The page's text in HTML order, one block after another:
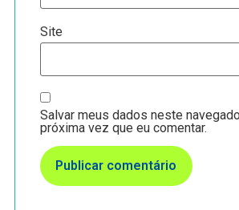
Site
Salvar meus dados neste
próxima vez que eu comentar.